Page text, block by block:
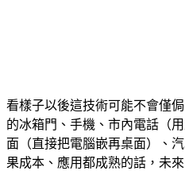
看樣子以後這技術可能不會僅
的冰箱門、手機、市內電話（
面（直接把電腦嵌再桌面）、
果成本、應用都成熟的話，未